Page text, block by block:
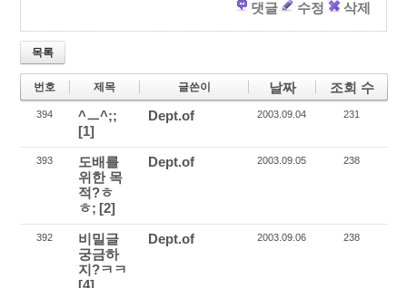
댓글 수정 삭제
목록
번호 제목 글쓴이 날짜 조회 수
394
^ㅡ^;;
[1]
Dept.of 2003.09.04 231
393
도배를
위한 목
적?ㅎ
ㅎ; [2]
Dept.of 2003.09.05 238
392
비밀글
궁금하
지?ㅋㅋ
[4]
Dept.of 2003.09.06 238